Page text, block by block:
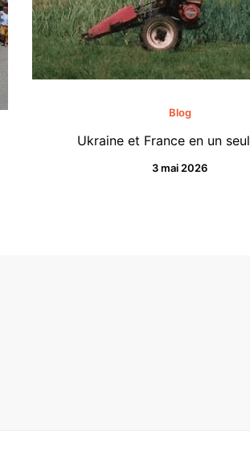
Blog
Ukraine et France en un
3 mai 2026